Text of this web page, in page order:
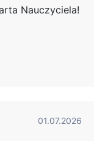
Nauczyciela!
01.07.2026